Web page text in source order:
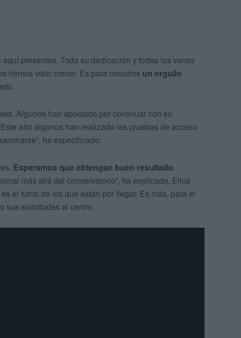
presentes. Toda su dedicación y todas las veces
hemos visto crecer. Es para nosotros un orgullo
Algunos han apostado por continuar con su
año algunos han realizado las pruebas de acceso
ha especificado.
Esperamos que obtengan buen resultado.
más allá del conservatorio”, ha explicado. Ellos
el turno de los que están por llegar. Es más, para el
sus solicitudes al centro.